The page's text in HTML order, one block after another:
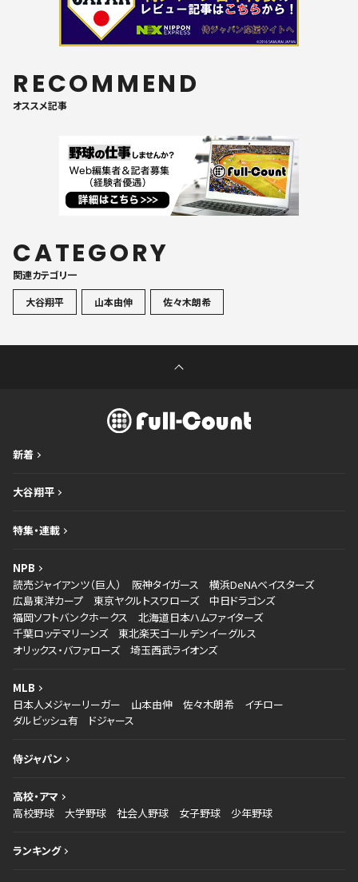
RECOMMEND
オススメ記事
CATEGORY
関連カテゴリ一
大谷翔平
山本由伸 佐々木朗希
新着
大谷翔平
特集・連載
NPB
読売ジャイアンツ（巨人）
阪神タイガース
横浜DeNAベイスターズ
広島東洋カープ
東京ヤクルトスワローズ
中日ドラゴンズ
福岡ソフトバンクホークス
北海道日本ハムファイターズ
千葉ロッテマリーンズ
東北楽天ゴールデンイーグルス
オリックス・バファローズ
埼玉西武ライオンズ
MLB
日本人メジャーリーガー
山本由伸 佐々木朗希
イチロー
ダルビッシュ有
ドジャース
侍ジャパン
高校・アマ
高校野球
大学野球 社会人野球 女子野球 少年野球
ランキング